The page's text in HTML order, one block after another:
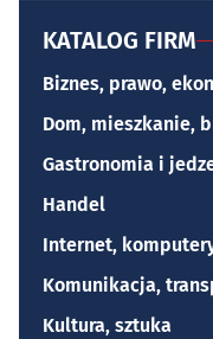
KATALOG FIRM
Biznes, prawo,
Dom, mieszkanie,
Gastronomia i
Handel
Internet,
Komunikacja,
Kultura, sztuka